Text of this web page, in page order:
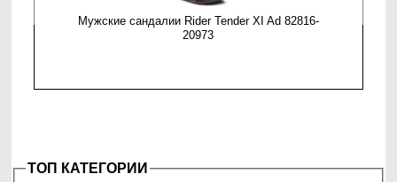
Мужские сандалии Rider Tender XI Ad 82816-
20973
ТОП КАТЕГОРИИ